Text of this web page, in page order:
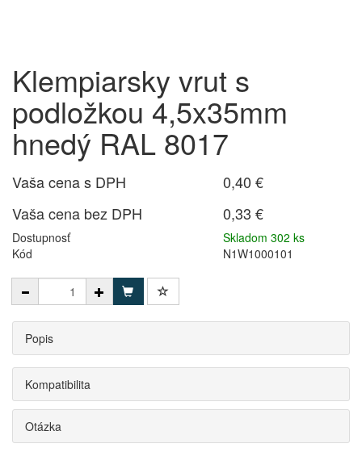
Klempiarsky vrut s
podložkou 4,5x35mm
hnedý RAL 8017
Vaša cena s DPH
0,40 €
Vaša cena bez DPH
0,33 €
Dostupnosť
Skladom 302 ks
Kód
N1W1000101
Popis
Kompatibilita
Otázka